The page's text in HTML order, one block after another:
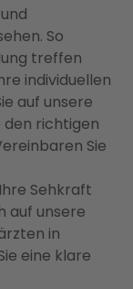
So
treffen
individuellen
auf unsere
den richtigen
Sie
Sehkraft
auf unsere
in
eine klare